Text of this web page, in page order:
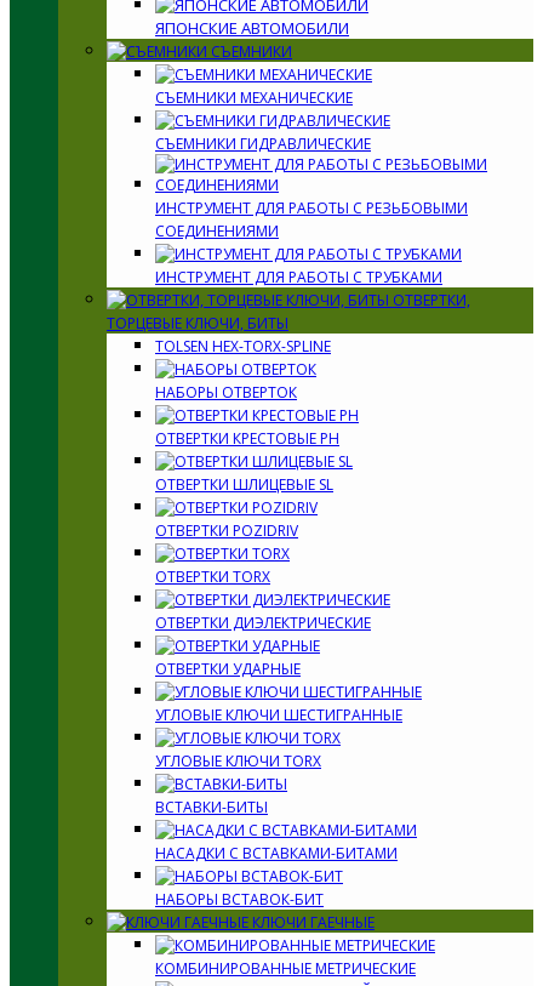
ЯПОНСКИЕ АВТОМОБИЛИ
СЪЕМНИКИ
СЪЕМНИКИ МЕХАНИЧЕСКИЕ
СЪЕМНИКИ ГИДРАВЛИЧЕСКИЕ
ИНСТРУМЕНТ ДЛЯ РАБОТЫ С РЕЗЬБОВЫМИ
СОЕДИНЕНИЯМИ
ИНСТРУМЕНТ ДЛЯ РАБОТЫ С ТРУБКАМИ
ОТВЕРТКИ,
ТОРЦЕВЫЕ КЛЮЧИ, БИТЫ
TOLSEN HEX-TORX-SPLINE
НАБОРЫ ОТВЕРТОК
ОТВЕРТКИ КРЕСТОВЫЕ PH
ОТВЕРТКИ ШЛИЦЕВЫЕ SL
ОТВЕРТКИ POZIDRIV
ОТВЕРТКИ TORX
ОТВЕРТКИ ДИЭЛЕКТРИЧЕСКИЕ
ОТВЕРТКИ УДАРНЫЕ
УГЛОВЫЕ КЛЮЧИ ШЕСТИГРАННЫЕ
УГЛОВЫЕ КЛЮЧИ TORX
ВСТАВКИ-БИТЫ
НАСАДКИ С ВСТАВКАМИ-БИТАМИ
НАБОРЫ ВСТАВОК-БИТ
КЛЮЧИ ГАЕЧНЫЕ
КОМБИНИРОВАННЫЕ МЕТРИЧЕСКИЕ